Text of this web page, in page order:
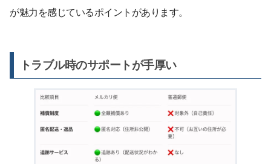
が魅力を感じているポイントがあります。
トラブル時のサポートが手厚い